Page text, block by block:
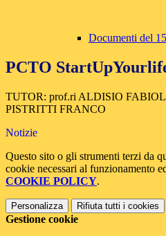
Documenti del
PCTO
TUTOR: prof.ri ALDISIO
PISTRITTI FRANCO
Notizie
Questo sito o gli strumenti terzi da
cookie necessari al funzionamento
COOKIE POLICY.
Personalizza Rifiuta tutti i cookies
Gestione cookie